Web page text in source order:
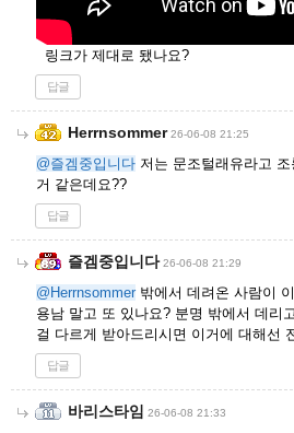
링크가 제대로 됐나요?
답글
Herrnsommer 26-06-08 21:25
@즐겜중입니다 저는 문조털래유라고
거 같은데요??
답글
즐겜중입니다 26-06-08 21:29
@Herrnsommer밖에서 데려온 사람이
용남 말고 또 있나요? 분명 밖에서 데리
걸 다르게 받아드리시면 이거에 대해선
답글
바리스타임 26-06-08 21:33